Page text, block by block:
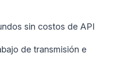
sin costos de API
de transmisión e